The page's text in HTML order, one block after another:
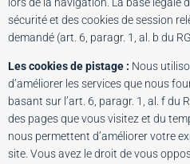
sécurité et des cookies de session
demandé (art. 6, paragr. 1, al. b du
Les cookies de pistage : Nous
d’améliorer les services que nous
basant sur l’art. 6, paragr. 1, al. f du
des pages que vous visitez et du
nous permettent d’améliorer votre
site. Vous avez le droit de vous